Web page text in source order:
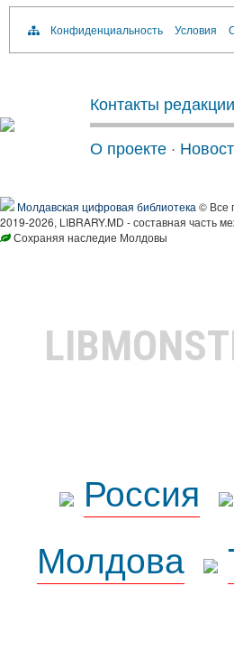
Конфиденциальность Условия
Контакты редакции
О проекте ·
Молдавская цифровая библиотека © Все
2019-2026, LIBRARY.MD - составная часть
Сохраняя наследие Молдовы
Россия
Молдова